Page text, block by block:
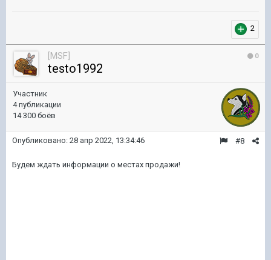
2
0
[MSF]
testo1992
Участник
4 публикации
14 300 боёв
#8
Опубликовано: 28 апр 2022, 13:34:46
Будем ждать информации о местах продажи!